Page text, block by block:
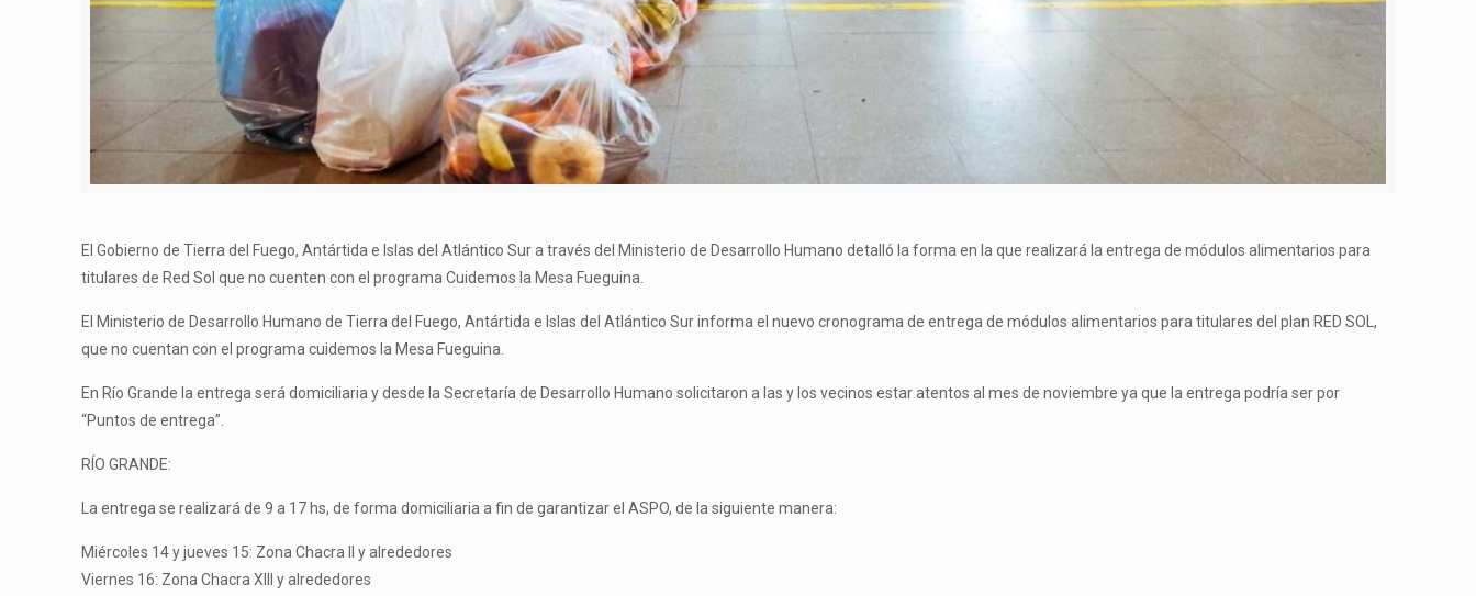
El Gobierno de Tierra del Fuego, Antártida e Islas del Atlántico Sur a través del Ministerio de Desarrollo Humano detalló la forma en la que realizará la entrega de módulos alimentarios para
titulares de Red Sol que no cuenten con el programa Cuidemos la Mesa Fueguina.
El Ministerio de Desarrollo Humano de Tierra del Fuego, Antártida e Islas del Atlántico Sur informa el nuevo cronograma de entrega de módulos alimentarios para titulares del plan RED SOL,
que no cuentan con el programa cuidemos la Mesa Fueguina.
En Río Grande la entrega será domiciliaria y desde la Secretaría de Desarrollo Humano solicitaron a las y los vecinos estar atentos al mes de noviembre ya que la entrega podría ser por
“Puntos de entrega”.
RÍO GRANDE:
La entrega se realizará de 9 a 17 hs, de forma domiciliaria a fin de garantizar el ASPO, de la siguiente manera:
Miércoles 14 y jueves 15: Zona Chacra II y alrededores
Viernes 16: Zona Chacra XIII y alrededores